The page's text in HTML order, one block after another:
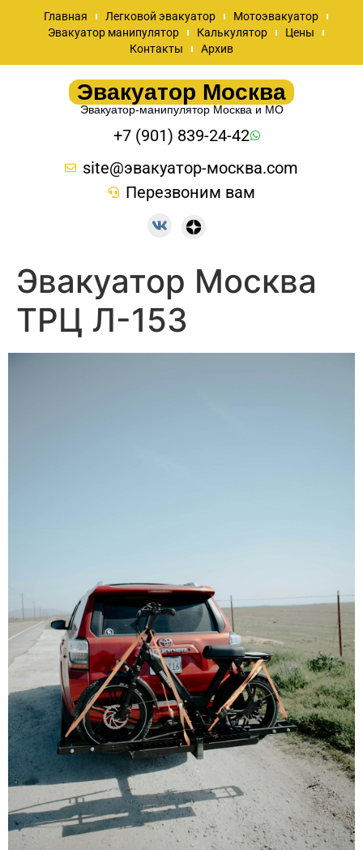
Главная Легковой эвакуатор
Мотоэвакуатор
Эвакуатор манипулятор
Калькулятор
Цены
Контакты
Архив
Эвакуатор Москва
Эвакуатор-манипулятор Москва и МО
+7 (901) 839-24-42
site@эвакуатор-москва.com
Перезвоним вам
Эвакуатор Москва
ТРЦ Л-153